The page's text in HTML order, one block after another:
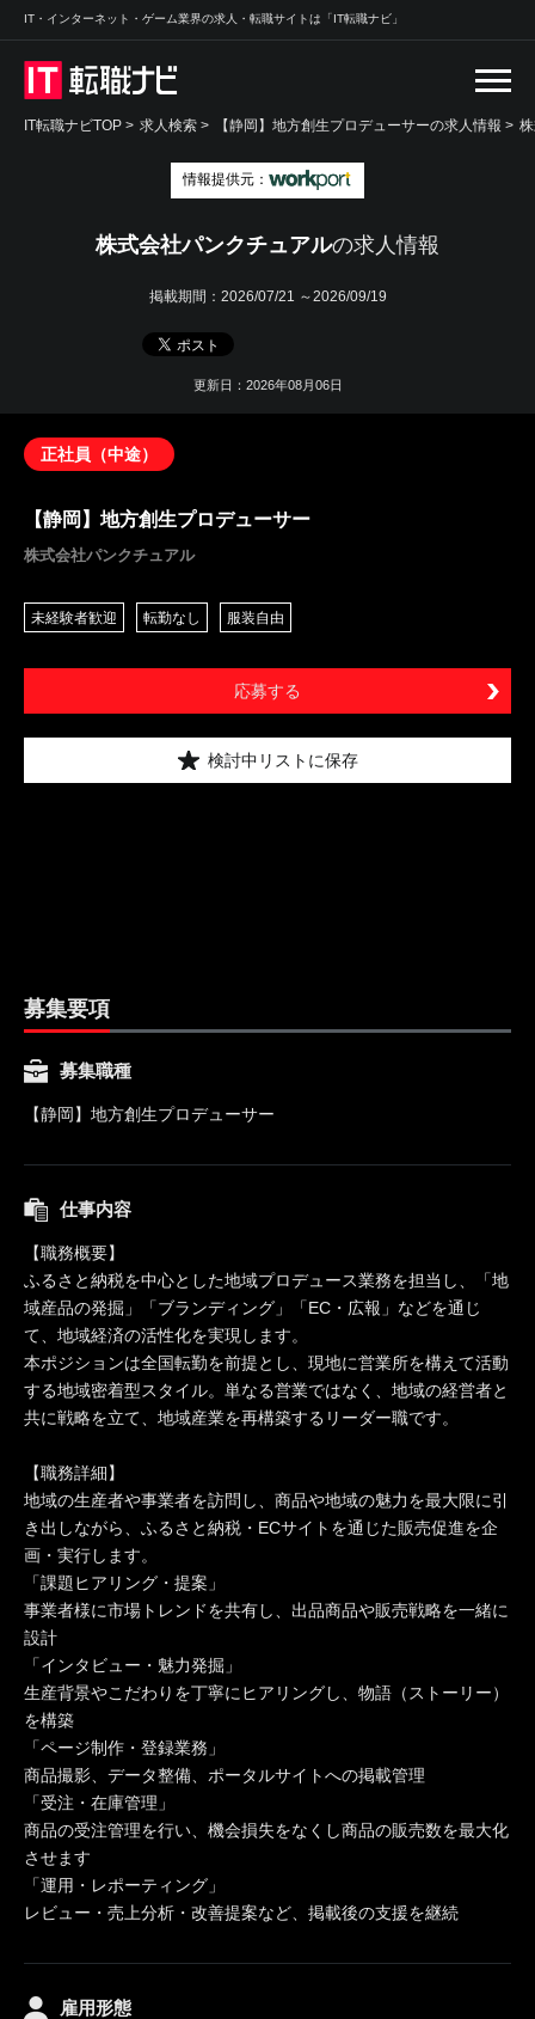
IT・インターネット・ゲーム業界の求人・転職サイトは「IT転職ナビ」
IT転職ナビTOP > 求人検索 > 【静岡】地方創生プロデューサーの求人情報 >
情報提供元：
株式会社パンクチュアルの求人情報
掲載期間： 2026/07/21 ～2026/09/19
更新日：2026年08月06日
正社員（中途）
【静岡】地方創生プロデューサー
株式会社パンクチュアル
未経験者歓迎 転勤なし 服装自由
応募する
検討中リストに保存
募集要項
募集職種
【静岡】地方創生プロデューサー
仕事内容
【職務概要】
ふるさと納税を中心とした地域プロデュース業務を担当し、「地
域産品の発掘」「ブランディング」「EC・広報」などを通じ
て、地域経済の活性化を実現します。
本ポジションは全国転勤を前提とし、現地に営業所を構えて活動
する地域密着型スタイル。単なる営業ではなく、地域の経営者と
共に戦略を立て、地域産業を再構築するリーダー職です。
【職務詳細】
地域の生産者や事業者を訪問し、商品や地域の魅力を最大限に引
き出しながら、ふるさと納税・ECサイトを通じた販売促進を企
画・実行します。
「課題ヒアリング・提案」
事業者様に市場トレンドを共有し、出品商品や販売戦略を一緒に
設計
「インタビュー・魅力発掘」
生産背景やこだわりを丁寧にヒアリングし、物語（ストーリー）
を構築
「ページ制作・登録業務」
商品撮影、データ整備、ポータルサイトへの掲載管理
「受注・在庫管理」
商品の受注管理を行い、機会損失をなくし商品の販売数を最大化
させます
「運用・レポーティング」
レビュー・売上分析・改善提案など、掲載後の支援を継続
雇用形態